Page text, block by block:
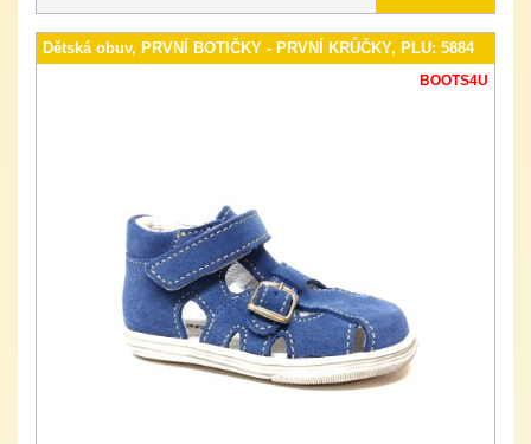
Dětská obuv, PRVNÍ BOTIČKY - PRVNÍ KRŮČKY, PLU: 5884
BOOTS4U